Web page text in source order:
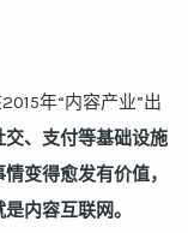
年“内容产业”出
交、支付等基础设施
变得愈发有价值，
内容互联网。